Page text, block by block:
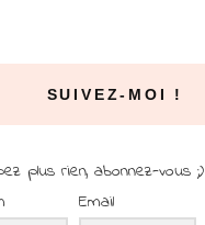
SUIVEZ-MOI !
plus rien, abonnez-vous ;)
Email